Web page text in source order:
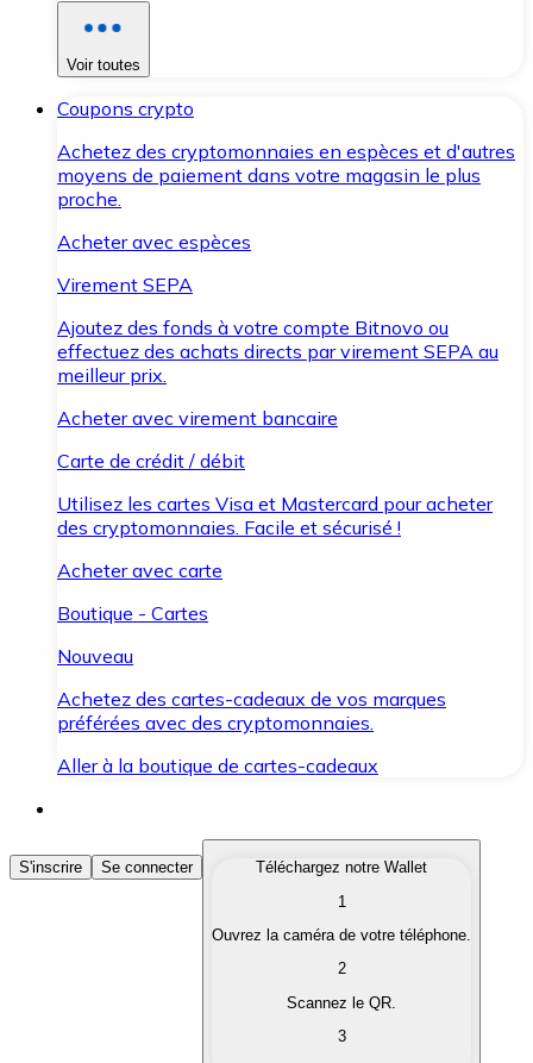
Voir toutes
Coupons crypto
Achetez des cryptomonnaies en espèces et d'autres
moyens de paiement dans votre magasin le plus
proche.
Acheter avec espèces
Virement SEPA
Ajoutez des fonds à votre compte Bitnovo ou
effectuez des achats directs par virement SEPA au
meilleur prix.
Acheter avec virement bancaire
Carte de crédit / débit
Utilisez les cartes Visa et Mastercard pour acheter
des cryptomonnaies. Facile et sécurisé !
Acheter avec carte
Boutique - Cartes
Nouveau
Achetez des cartes-cadeaux de vos marques
préférées avec des cryptomonnaies.
Aller à la boutique de cartes-cadeaux
Acheter des Cryptomonnaies
Achetez les cryptomonnaies qui vous intéressent
Convertissez vos cryptomonnaies en monnaie
S'inscrire Se connecter
Téléchargez notre Wallet
1
Ouvrez la caméra de votre téléphone.
2
Scannez le QR.
3